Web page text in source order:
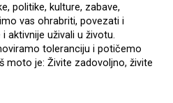
politike, kulture, zabave,
vas ohrabriti, povezati i
aktivnije uživali u životu.
toleranciju i potičemo
moto je: Živite zadovoljno, živite